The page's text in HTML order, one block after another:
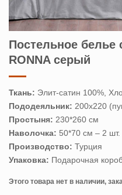
Постельное белье
RONNA серый
Ткань: Элит-сатин 100%,
Пододеяльник: 200х220
Простыня: 230*260 см
Наволочка: 50*70 см – 2 шт.
Производство: Турция
Упаковка: Подарочная
Этого товара нет в наличии,